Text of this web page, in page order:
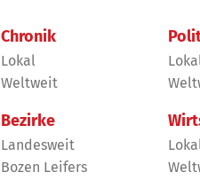
Chronik
Lokal
Weltweit
Bezirke
Landesweit
Bozen Leifers